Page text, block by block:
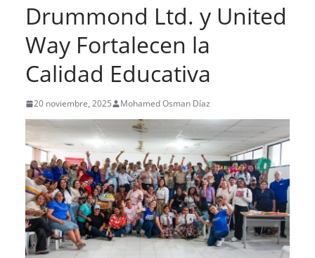
Drummond Ltd. y United
Way Fortalecen la
Calidad Educativa
20 noviembre, 2025 Mohamed Osman Díaz